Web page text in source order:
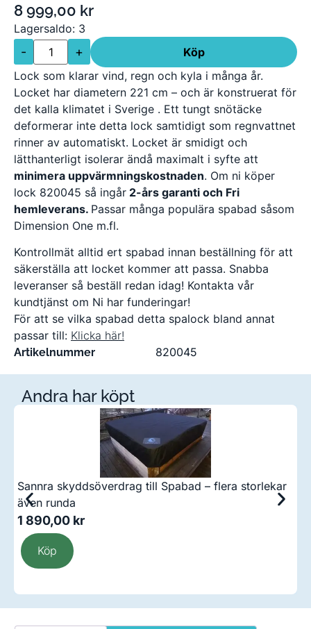
8 999,00 kr
Lagersaldo: 3
- +
Köp
Lock som klarar vind, regn och kyla i många år.
Locket har diametern 221 cm – och är konstruerat för
det kalla klimatet i Sverige . Ett tungt snötäcke
deformerar inte detta lock samtidigt som regnvattnet
rinner av automatiskt. Locket är smidigt och
lätthanterligt isolerar ändå maximalt i syfte att
minimera uppvärmningskostnaden. Om ni köper
lock 820045 så ingår 2-års garanti och Fri
hemleverans. Passar många populära spabad såsom
Dimension One m.fl.
Kontrollmät alltid ert spabad innan beställning för att
säkerställa att locket kommer att passa. Snabba
leveranser så beställ redan idag! Kontakta vår
kundtjänst om Ni har funderingar!
För att se vilka spabad detta spalock bland annat
passar till: Klicka här!
Artikelnummer 820045
Andra har köpt
Sannra skyddsöverdrag till Spabad – flera storlekar
även runda
1 890,00 kr
Köp